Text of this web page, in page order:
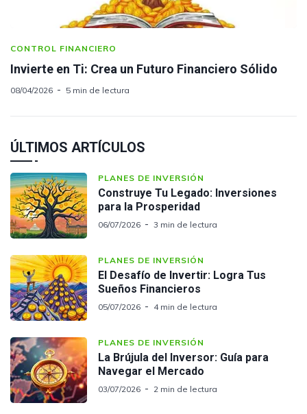
CONTROL FINANCIERO
Invierte en Ti: Crea un Futuro Financiero Sólido
08/04/2026 5 min de lectura
ÚLTIMOS ARTÍCULOS
PLANES DE INVERSIÓN
Construye Tu Legado: Inversiones
para la Prosperidad
06/07/2026 3 min de lectura
PLANES DE INVERSIÓN
El Desafío de Invertir: Logra Tus
Sueños Financieros
05/07/2026 4 min de lectura
PLANES DE INVERSIÓN
La Brújula del Inversor: Guía para
Navegar el Mercado
03/07/2026 2 min de lectura